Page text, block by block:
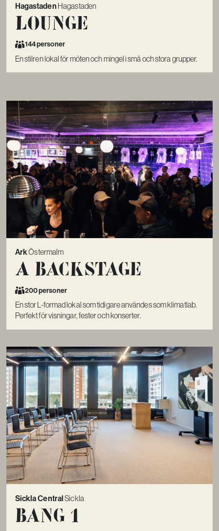
Hagastaden Hagastaden
Lounge
144 personer
En stilren lokal för möten och mingel i små och stora grupper.
ArkÖstermalm
A Backstage
200 personer
En stor L-formad lokal som tidigare användes som klimatlab.
Perfekt för visningar, fester och konserter.
Sickla CentralSickla
Bang 1